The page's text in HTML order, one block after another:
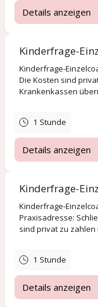
Details anzeigen
Kinderfrage-
Kinderfrage-
Die Kosten sind
Krankenkassen
1 Stunde
Details anzeigen
Kinderfrage-
Kinderfrage-
Praxisadresse:
sind privat zu zahlen
1 Stunde
Details anzeigen